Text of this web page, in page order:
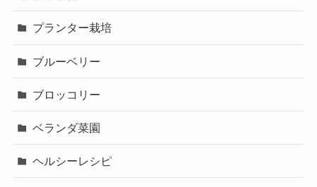
プランター栽培
ブルーベリー
ブロッコリー
ベランダ菜園
ヘルシーレシピ